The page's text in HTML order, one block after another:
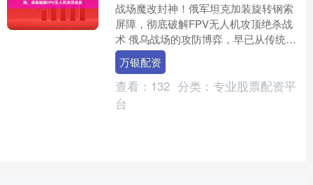
战场魔改封神！俄军坦克加装旋转钢索
屏障，彻底破解FPV无人机攻顶绝杀战
术 俄乌战场的攻防博弈，早已从传统装
备对抗演变为低成本改装与实战战术的
极速迭代。曾经让俄军....
万银配资
查看： 132 分类： 专业股票配资平
台